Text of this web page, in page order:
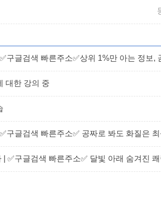
구글검색 빠른주소✅상위 1%만 아는 정보,
대한 강의 중
구글검색 빠른주소✅ 공짜로 봐도 화질은
| ✅구글검색 빠른주소✅ 달빛 아래 숨겨진